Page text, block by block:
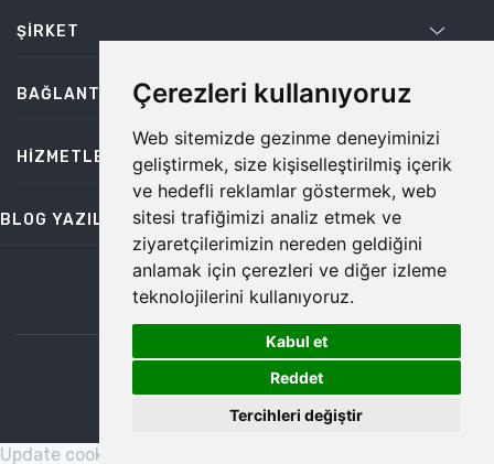
Çerezleri kullanıyoruz
Web sitemizde gezinme deneyiminizi
geliştirmek, size kişiselleştirilmiş içerik
ve hedefli reklamlar göstermek, web
sitesi trafiğimizi analiz etmek ve
ziyaretçilerimizin nereden geldiğini
anlamak için çerezleri ve diğer izleme
teknolojilerini kullanıyoruz.
Kabul et
Reddet
Tercihleri değiştir
ŞIRKET
BAĞLANTILAR
HIZMETLER
BLOG YAZILARI
bilgi@temiz.co
©2026 Temiz, Her Hakkı Saklıdır.
Update cookies preferences